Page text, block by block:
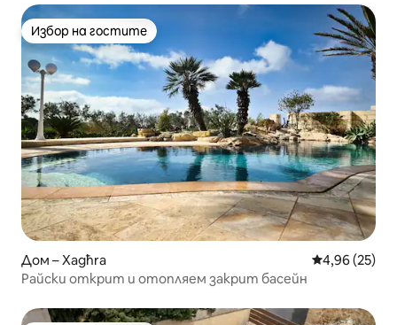
Избор на гостите
Избор на гостите
Дом – Xagħra Средна
4,96 (25)
Райски открит и отопляем закрит басейн